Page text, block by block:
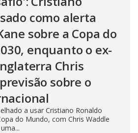
como alerta
sobre a Copa do
enquanto o ex-
Chris
sobre o
a usar Cristiano Ronaldo
do Mundo, com Chris Waddle